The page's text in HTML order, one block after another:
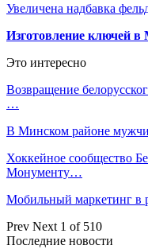
Увеличена надбавка
Изготовление ключей в
Это интересно
Возвращение
…
В Минском районе
Хоккейное сообщество
Монументу…
Мобильный маркетинг в
Prev Next 1 of 510
Последние новости